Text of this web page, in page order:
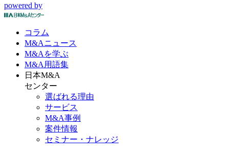
powered by
コラム
M&Aニュース
M&Aを学ぶ
M&A 用語集
日本M&A
センター
選ばれる理由
サービス
M&A事例
案件情報
セミナー・ナレッジ